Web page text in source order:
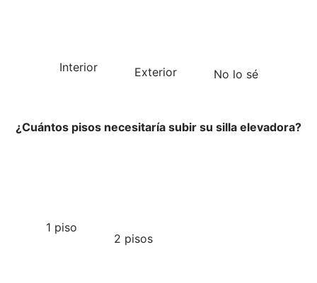
Interior Exterior No lo sé
¿Cuántos pisos necesitaría subir su silla elevadora?
1 piso
2 pisos